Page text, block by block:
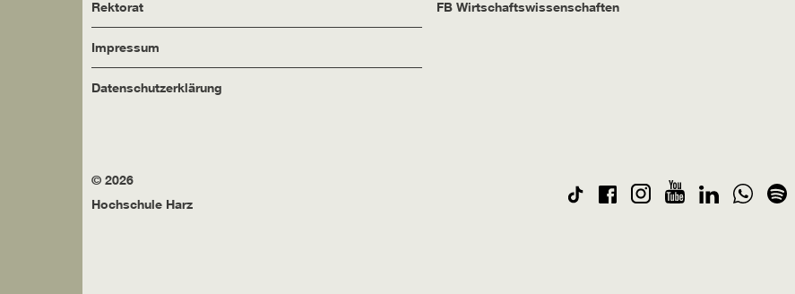
Rektorat
Impressum
Datenschutzerklärung
FB Wirtschaftswissenschaften
© 2026
Hochschule Harz